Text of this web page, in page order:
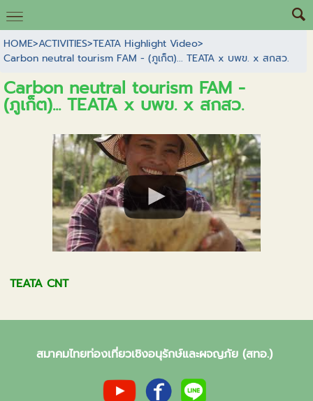
HOME>ACTIVITIES>TEATA Highlight Video>
Carbon neutral tourism FAM - (ภูเก็ต)... TEATA x บพข. x สกสว.
Carbon neutral tourism FAM -
(ภูเก็ต)... TEATA x บพข. x สกสว.
TEATA CNT
สมาคมไทยท่องเที่ยวเชิงอนุรักษ์และผจญภัย (สทอ.)